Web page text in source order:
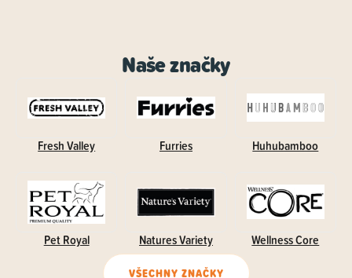
Naše značky
Fresh Valley Furries Huhubamboo
Pet Royal Natures Variety Wellness Core
VŠECHNY ZNAČKY